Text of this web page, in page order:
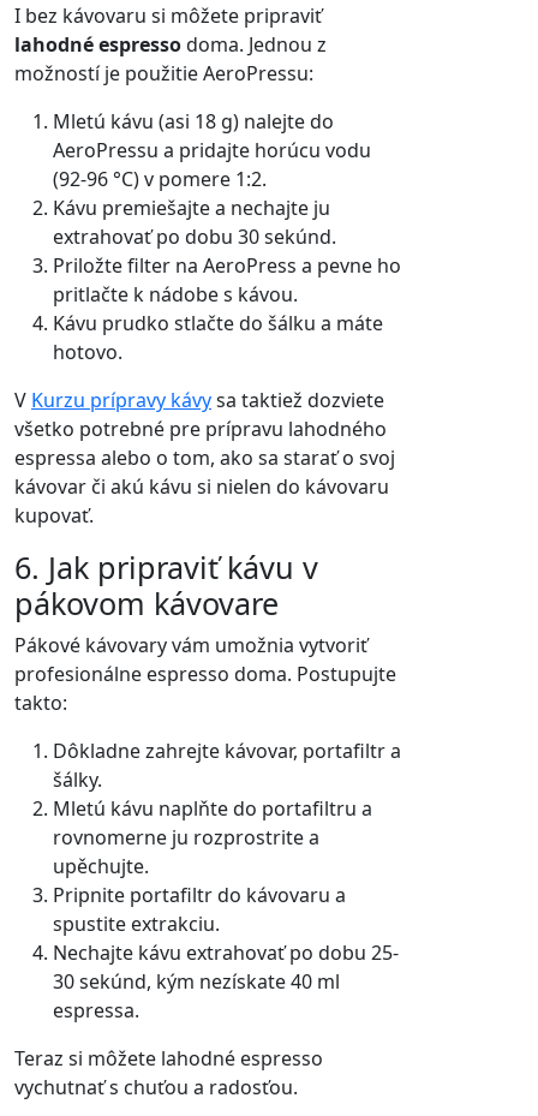
I bez kávovaru si môžete pripraviť
lahodné espressodoma. Jednou z
možností je použitie AeroPressu:
Mletú kávu (asi 18 g) nalejte do
AeroPressu a pridajte horúcu vodu
(92-96 °C) v pomere 1:2.
Kávu premiešajte a nechajte ju
extrahovať po dobu 30 sekúnd.
Priložte filter na AeroPress a pevne ho
pritlačte k nádobe s kávou.
Kávu prudko stlačte do šálku a máte
hotovo.
V Kurzu prípravy kávysa taktiež dozviete
všetko potrebné pre prípravu lahodného
espressa alebo o tom, ako sa starať o svoj
kávovar či akú kávu si nielen do kávovaru
kupovať.
6. Jak pripraviť kávu v
pákovom kávovare
Pákové kávovary vám umožnia vytvoriť
profesionálne espresso doma. Postupujte
takto:
Dôkladne zahrejte kávovar, portafiltr a
šálky.
Mletú kávu naplňte do portafiltru a
rovnomerne ju rozprostrite a
upěchujte.
Pripnite portafiltr do kávovaru a
spustite extrakciu.
Nechajte kávu extrahovať po dobu 25-
30 sekúnd, kým nezískate 40 ml
espressa.
Teraz si môžete lahodné espresso
vychutnať s chuťou a radosťou.